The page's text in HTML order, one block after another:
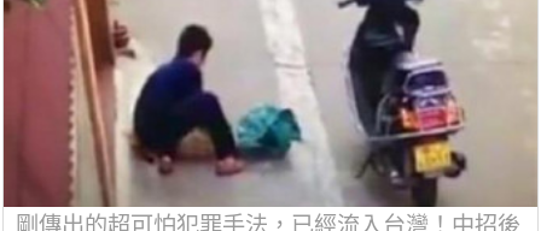
剛傳出的超可怕犯罪手法，已經流入台灣！中招後